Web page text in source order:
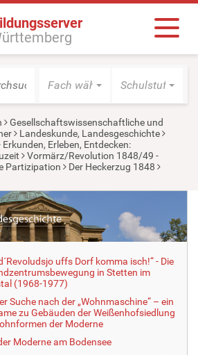
Fach wählen Schulstufe
Gesellschaftswissenschaftliche und
Landeskunde, Landesgeschichte
Erkunden, Erleben, Entdecken:
Vormärz/Revolution 1848/49 -
Partizipation
Der Heckerzug 1848
uffs Dorf komma isch!“ - Die
in Stetten im
(1968-1977)
Suche nach der „Wohnmaschine“ – ein
zu Gebäuden der Weißenhofsiedlung
der Moderne
Moderne am Bodensee